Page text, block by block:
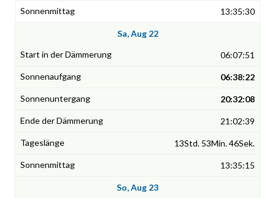
13:35:30
Sa, Aug 22
06:07:51
06:38:22
20:32:08
21:02:39
13Std. 53Min. 46Sek.
13:35:15
So, Aug 23